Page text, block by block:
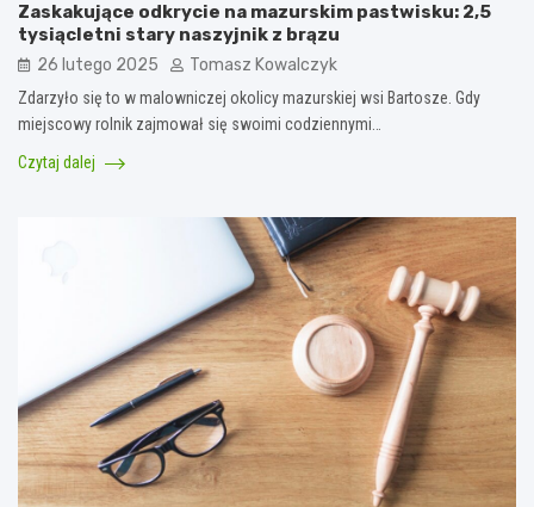
Zaskakujące odkrycie na mazurskim pastwisku: 2,5
tysiącletni stary naszyjnik z brązu
26 lutego 2025 Tomasz Kowalczyk
Zdarzyło się to w malowniczej okolicy mazurskiej wsi Bartosze. Gdy
miejscowy rolnik zajmował się swoimi codziennymi…
Czytaj dalej